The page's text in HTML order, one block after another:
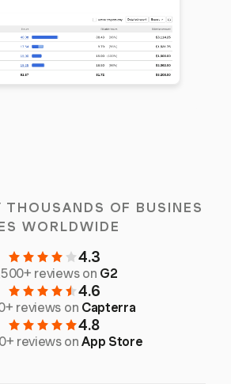
THOUSANDS OF BUSINES
WORLDWIDE
4.3
reviews on G2
4.6
reviews on Capterra
4.8
reviews onApp Store